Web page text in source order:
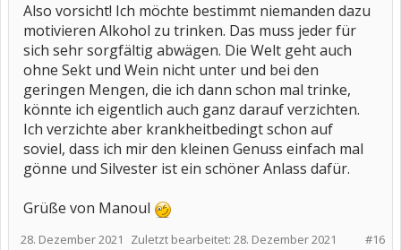
Also vorsicht! Ich möchte bestimmt niemanden dazu
motivieren Alkohol zu trinken. Das muss jeder für
sich sehr sorgfältig abwägen. Die Welt geht auch
ohne Sekt und Wein nicht unter und bei den
geringen Mengen, die ich dann schon mal trinke,
könnte ich eigentlich auch ganz darauf verzichten.
Ich verzichte aber krankheitbedingt schon auf
soviel, dass ich mir den kleinen Genuss einfach mal
gönne und Silvester ist ein schöner Anlass dafür.
Grüße von Manoul
#16
28. Dezember 2021 Zuletzt bearbeitet: 28. Dezember 2021